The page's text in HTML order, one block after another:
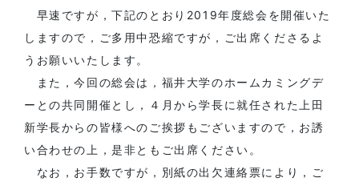
早速ですが，下記のとおり2019年度総会を開催いた
しますので，ご多用中恐縮ですが，ご出席くださるよ
うお願いいたします。
また，今回の総会は，福井大学のホームカミングデ
ーとの共同開催とし，４月から学長に就任された上田
新学長からの皆様へのご挨拶もございますので，お誘
い合わせの上，是非ともご出席ください。
なお，お手数ですが，別紙の出欠連絡票により，ご